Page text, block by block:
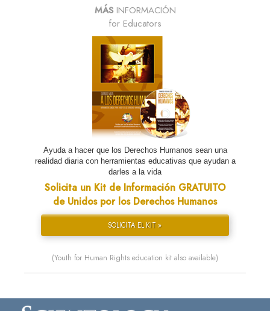
MÁSINFORMACIÓN
for Educators
Ayuda a hacer que los Derechos Humanos sean una
realidad diaria con herramientas educativas que ayudan a
darles a la vida
Solicita un Kit de Información GRATUITO
de Unidos por los Derechos Humanos
SOLICITA EL KIT »
(Youth for Human Rights education kit also available)